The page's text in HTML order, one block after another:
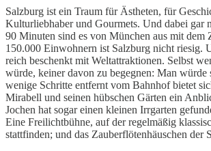
Salzburg ist ein Traum für Ästheten, für
Kulturliebhaber und Gourmets. Und dabei gar
90 Minuten sind es von München aus mit dem
150.000 Einwohnern ist Salzburg nicht riesig.
reich beschenkt mit Weltattraktionen. Selbst
würde, keiner davon zu begegnen: Man würde
wenige Schritte entfernt vom Bahnhof bietet
Mirabell und seinen hübschen Gärten ein
Jochen hat sogar einen kleinen Irrgarten
Eine Freilichtbühne, auf der regelmäßig
stattfinden; und das Zauberflötenhäuschen der